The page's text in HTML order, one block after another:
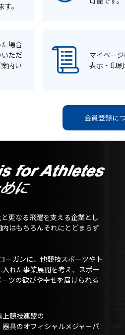
。
場合
ただ
内い
マイペー
表示・印刷
会員登録に
更なる飛躍を支える企業とし
はもちろんそれにとどまらず
ーガンに、他競技スポーツやト
れた事業展開を考え、スポー
ツの歓びや幸せを届けられる
競技連盟の
具のオフィシャルメジャーパ